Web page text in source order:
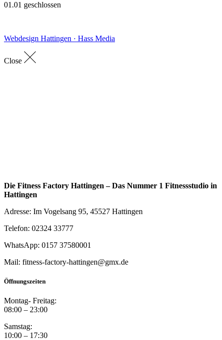
01.01 geschlossen
Webdesign Hattingen · Hass Media
Close
Die Fitness Factory Hattingen – Das Nummer 1 Fitnessstudio in
Hattingen
Adresse: Im Vogelsang 95, 45527 Hattingen
Telefon: 02324 33777
WhatsApp: 0157 37580001
Mail: fitness-factory-hattingen@gmx.de
Öffnungszeiten
Montag- Freitag:
08:00 – 23:00
Samstag:
10:00 – 17:30